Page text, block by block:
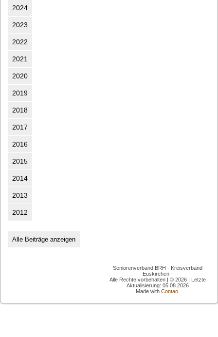
2024
2023
2022
2021
2020
2019
2018
2017
2016
2015
2014
2013
2012
Alle Beiträge anzeigen
Seniorenverband BRH - Kreisverband
Euskirchen -
Alle Rechte vorbehalten | © 2026 | Letzte
Aktualisierung: 05.08.2026
Made with Contao.